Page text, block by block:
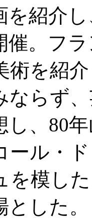
を紹介
催。フ
術を紹
ならず
し、80
ール・
を模し
とした